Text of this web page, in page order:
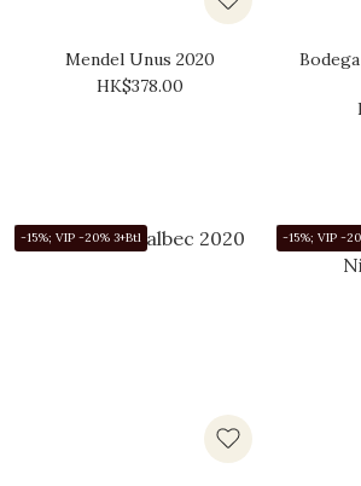
Mendel Unus 2020
HK$378.00
-15%; VIP -20% 3+Btl -15%; VIP -